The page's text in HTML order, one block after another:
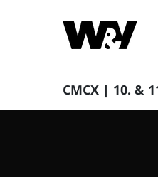
CMCX | 10. &